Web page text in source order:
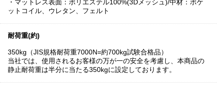
・マットレス表面：ポリエステル100%(3Dメッシュ)/中材：ポケ
ットコイル、ウレタン、フェルト
耐荷重(約)
350kg（JIS規格耐荷重7000N=約700kg試験合格品）
当社では、使用されるお客様の万が一の安全を考慮し、本商品の
静止耐荷重は半分に当たる350kgに設定しております。